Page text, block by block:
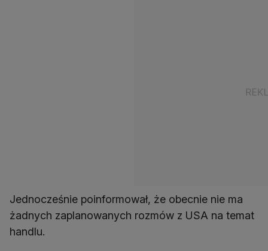
Jednocześnie poinformował, że obecnie nie ma
żadnych zaplanowanych rozmów z USA na temat
handlu.